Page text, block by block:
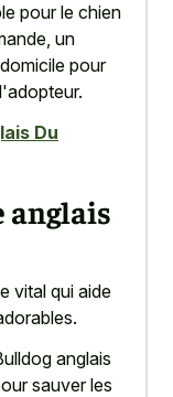
pour le chien
un
pour
Du
anglais
vital qui aide
anglais
sauver les